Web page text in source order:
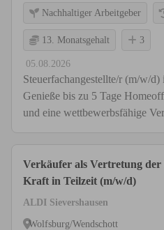
Nachhaltiger Arbeitgeber
13. Monatsgehalt 3
05.08.2026
Steuerfachangestellte/r (m/w/
Genieße bis zu 5 Tage
und eine wettbewerbsfähige
Verkäufer als Vertretung der
Kraft in Teilzeit (m/w/d)
ALDI Sievershausen
Wolfsburg/Wendschott